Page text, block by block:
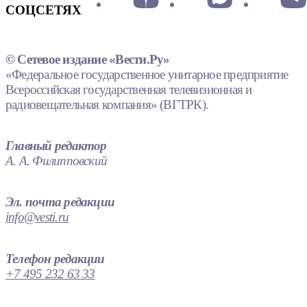
СОЦСЕТЯХ
© Сетевое издание «Вести.Ру»
«Федеральное государственное унитарное предприятие
Всероссийская государственная телевизионная и
радиовещательная компания» (ВГТРК).
Главный редактор
А. А. Филипповский
Эл. почта редакции
info@vesti.ru
Телефон редакции
+7 495 232 63 33